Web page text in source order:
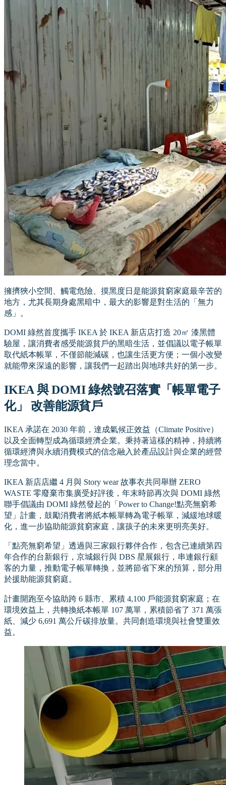
擁擠狹小空間、觸電危險、摸黑度日是能源貧窮家庭最辛苦的
地方，尤其長期身處黑暗中，最大的影響是對生活的「無力
感」。
DOMI 綠然首度攜手 IKEA 於 IKEA 新店店打造 20㎡ 漆黑體
驗屋，讓消費者感受能源貧戶的黑暗生活，並倡議以電子帳單
取代紙本帳單，不僅節能減碳，也讓生活更方便；一個小改變
就能帶來深遠的影響，讓我們一起踏出與地球共好的第一步。
IKEA 與 DOMI 綠然號召落實「帳單電子
化」 改善能源貧戶
IKEA 承諾在 2030 年前，達成氣候正效益（Climate Positive）
以及全面轉型成為循環經濟企業。秉持著這樣的精神，持續將
循環經濟與永續消費模式的信念融入於產品設計與企業的經營
理念當中。
IKEA 新店店繼 4 月與 Story wear 故事衣共同舉辦 ZERO
WASTE 零廢棄市集廣受好評後，年末時節再次與 DOMI 綠然
聯手倡議由 DOMI 綠然發起的「Power to Change!點亮無窮希
望」計畫，鼓勵消費者將紙本帳單轉為電子帳單，減緩地球暖
化，進一步協助能源貧窮家庭，讓孩子的未來更明亮美好。
「點亮無窮希望」透過與三家銀行夥伴合作，包含已連續第四
年合作的台新銀行，京城銀行與 DBS 星展銀行，串連銀行顧
客的力量，推動電子帳單轉換，並將節省下來的預算，部分用
於援助能源貧窮庭。
計畫開跑至今協助跨 6 縣市、累積 4,100 戶能源貧窮家庭；在
環境效益上，共轉換紙本帳單 107 萬單，累積節省了 371 萬張
紙、減少 6,691 萬公斤碳排放量。共同創造環境與社會雙重效
益。